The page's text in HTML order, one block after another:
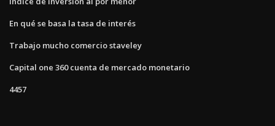
En qué se basa la tasa de interés
Trabajo mucho comercio staveley
Capital one 360 ​​cuenta de mercado monetario
4457